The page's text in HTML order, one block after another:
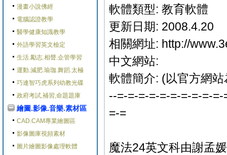
漫畫小說佛經
電腦認證教學
醫學健康知識教學
外語學習英文檢定
生活.勵志.相聲.企管學習
運動.減肥.瑜珈.舞蹈.太極
巧連智巧虎系列幼教光碟
政府考試,補習,命題題庫
繪圖.影像.音樂.素材區
CAD.CAM專業繪圖區
影像圖庫視頻素材
圖片繪圖影像處理軟體
軟體類型: 教育軟體
更新日期: 2008.4.20
相關網址: http://
中文網站:
軟體簡介: (以官方網站
--=-=-=-=-=-=-=-=-=-
=-=
魔法24英文科由謝孟